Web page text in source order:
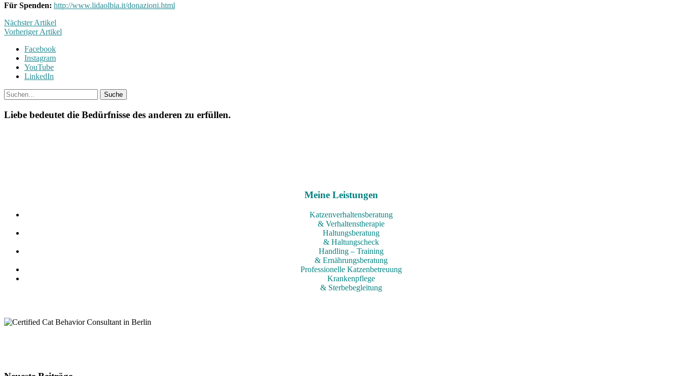
Für Spenden: http://www.lidaolbia.it/donazioni.html
Nächster Artikel
Vorheriger Artikel
Facebook
Instagram
YouTube
LinkedIn
Liebe bedeutet die Bedürfnisse des anderen zu erfüllen.
Meine Leistungen
Katzenverhaltensberatung
& Verhaltenstherapie
Haltungsberatung
& Haltungscheck
Handling – Training
& Ernährungsberatung
Professionelle Katzenbetreuung
Krankenpflege
& Sterbebegleitung